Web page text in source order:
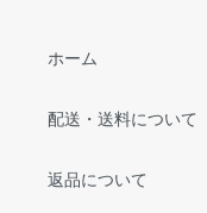
ホーム
配送・送料について
返品について